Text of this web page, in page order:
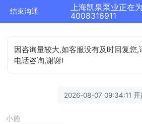
结束沟通
上海凯泉泵业正在
4008316911
因咨询量较大,如客服没有及时回复您,
电话咨询,谢谢!
2026-08-07 09:34:11 开
小施